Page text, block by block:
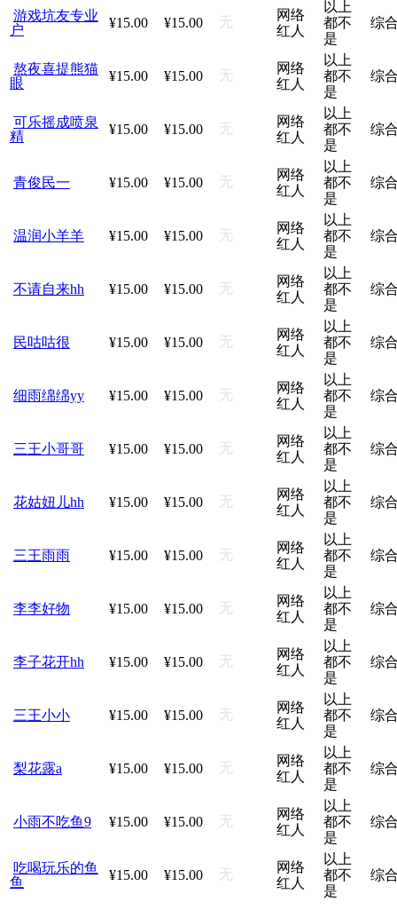
游戏坑友专业
户
¥15.00 ¥15.00 无
网络
红人
以上
都不
是
综
熬夜喜提熊猫
眼
¥15.00 ¥15.00 无
网络
红人
以上
都不
是
综
可乐摇成喷泉
精
¥15.00 ¥15.00 无
网络
红人
以上
都不
是
综
青俊民一 ¥15.00 ¥15.00 无
网络
红人
以上
都不
是
综
温润小羊羊 ¥15.00 ¥15.00 无
网络
红人
以上
都不
是
综
不请自来hh ¥15.00 ¥15.00 无
网络
红人
以上
都不
是
综
民咕咕很 ¥15.00 ¥15.00 无
网络
红人
以上
都不
是
综
细雨绵绵yy ¥15.00 ¥15.00 无
网络
红人
以上
都不
是
综
三王小哥哥 ¥15.00 ¥15.00 无
网络
红人
以上
都不
是
综
花姑妞儿hh ¥15.00 ¥15.00 无
网络
红人
以上
都不
是
综
三王雨雨 ¥15.00 ¥15.00 无
网络
红人
以上
都不
是
综
李李好物 ¥15.00 ¥15.00 无
网络
红人
以上
都不
是
综
李子花开hh ¥15.00 ¥15.00 无
网络
红人
以上
都不
是
综
三王小小 ¥15.00 ¥15.00 无
网络
红人
以上
都不
是
综
梨花露a ¥15.00 ¥15.00 无
网络
红人
以上
都不
是
综
小雨不吃鱼9 ¥15.00 ¥15.00 无
网络
红人
以上
都不
是
综
吃喝玩乐的鱼
鱼
¥15.00 ¥15.00 无
网络
红人
以上
都不
是
综